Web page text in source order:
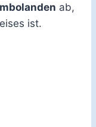
ab,
ist.